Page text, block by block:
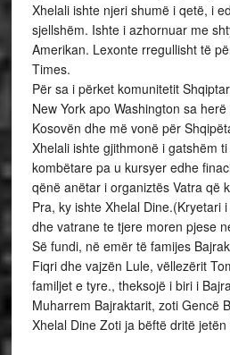
Xhelali ishte njeri shumë i qetë, i
sjellshëm. Ishte i azhornuar me
Amerikan. Lexonte rregullisht të
Times.
Për sa i përket komunitetit
New York apo Washington sa
Kosovën dhe më vonë për
Xhelali ishte gjithmonë i gatshëm
kombëtare pa u kursyer edhe
qënë anëtar i organiztës Vatra që
Pra, ky ishte Xhelal Dine.(Kryetari
dhe vatrane te tjere moren pjese
Së fundi, në emër të famijes
Fiqri dhe vajzën Lule, vëllezërit
familjet e tyre., theksojë i biri i
Muharrem Bajraktarit, zoti Gencë
Xhelal Dine Zoti ja bëftë dritë